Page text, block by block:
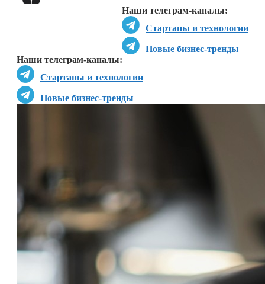
Наши телеграм-каналы:
Стартапы и технологии
Новые бизнес-тренды
Наши телеграм-каналы:
Стартапы и технологии
Новые бизнес-тренды